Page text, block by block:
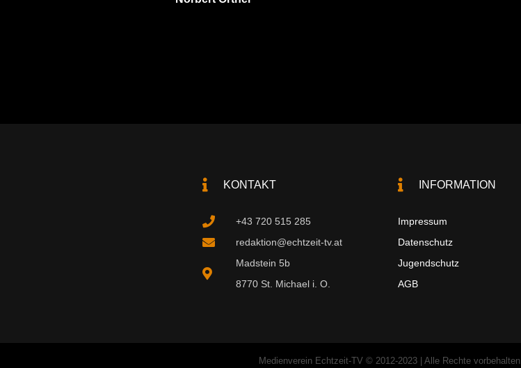
KONTAKT
+43 720 515 285
redaktion@echtzeit-tv.at
Madstein 5b
8770 St. Michael i. O.
INFORMATION
Impressum
Datenschutz
Jugendschutz
AGB
Medienverein Echtzeit-TV © 2012-2023 | Alle Rechte vorbehalten.